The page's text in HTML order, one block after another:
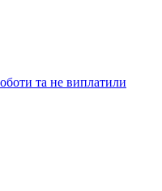
та не виплатили